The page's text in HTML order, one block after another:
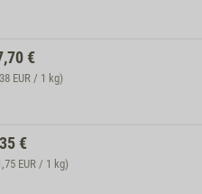
€
EUR / 1 kg)
€
EUR / 1 kg)